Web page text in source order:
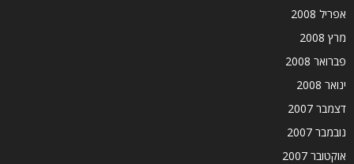
אפריל 2008
מרץ 2008
פברואר 2008
ינואר 2008
דצמבר 2007
נובמבר 2007
אוקטובר 2007